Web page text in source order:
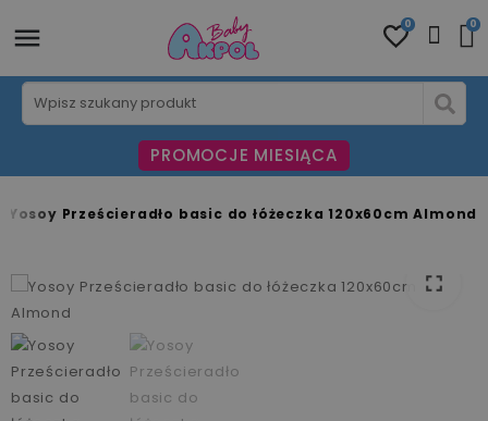
0 0
PROMOCJE MIESIĄCA
Yosoy Prześcieradło basic do łóżeczka 120x60cm Almond
fullscreen
fullscreen